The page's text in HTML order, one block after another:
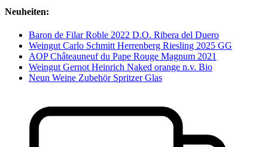
Neuheiten:
Baron de Filar Roble 2022 D.O. Ribera del Duero
Weingut Carlo Schmitt Herrenberg Riesling 2025 GG
AOP Châteauneuf du Pape Rouge Magnum 2021
Weingut Gernot Heinrich Naked orange n.v. Bio
Neun Weine Zubehör Spritzer Glas